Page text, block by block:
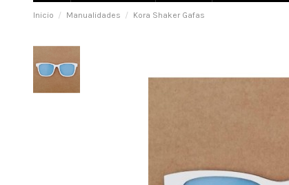
Inicio Manualidades Kora Shaker Gafas